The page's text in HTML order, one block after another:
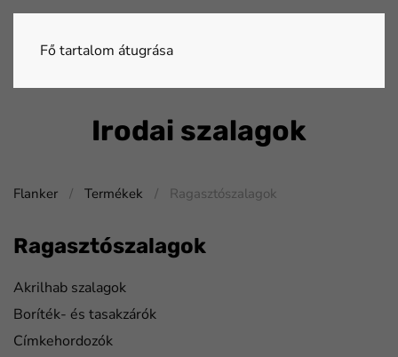
Fő tartalom átugrása
Irodai szalagok
Flanker Termékek Ragasztószalagok
Ragasztószalagok
Akrilhab szalagok
Boríték- és tasakzárók
Címkehordozók